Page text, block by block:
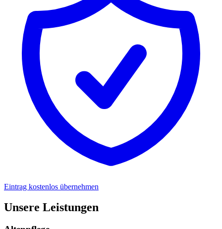
Eintrag kostenlos übernehmen
Unsere Leistungen